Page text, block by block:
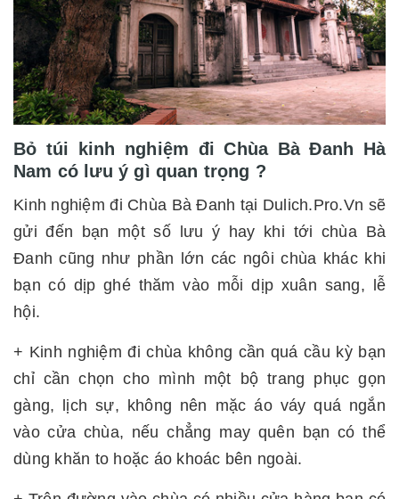
Bỏ túi kinh nghiệm đi Chùa Bà Đanh Hà
Nam có lưu ý gì quan trọng ?
Kinh nghiệm đi Chùa Bà Đanh tại Dulich.Pro.Vn sẽ
gửi đến bạn một số lưu ý hay khi tới chùa Bà
Đanh cũng như phần lớn các ngôi chùa khác khi
bạn có dịp ghé thăm vào mỗi dịp xuân sang, lễ
hội.
+ Kinh nghiệm đi chùa không cần quá cầu kỳ bạn
chỉ cần chọn cho mình một bộ trang phục gọn
gàng, lịch sự, không nên mặc áo váy quá ngắn
vào cửa chùa, nếu chẳng may quên bạn có thể
dùng khăn to hoặc áo khoác bên ngoài.